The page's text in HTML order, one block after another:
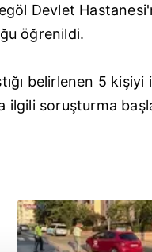
Devlet
öğrenildi.
belirlenen 5
soruşturma